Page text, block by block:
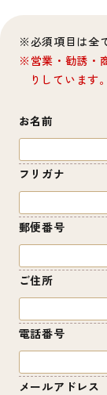
必須項目は全
営業・勧誘・
りしています。
お名前
フリガナ
郵便番号
ご住所
電話番号
メールアドレス